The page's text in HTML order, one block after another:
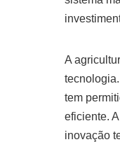
A
tem
eficiente.
inovação